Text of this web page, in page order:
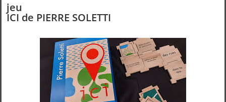
jeu
ICI de PIERRE SOLETTI